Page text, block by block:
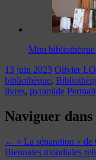
Mini
13 juin 2023 Olivier
bibliothèque,
livres, pyramide
Naviguer
← « La séparation » de
Biennales mondiales